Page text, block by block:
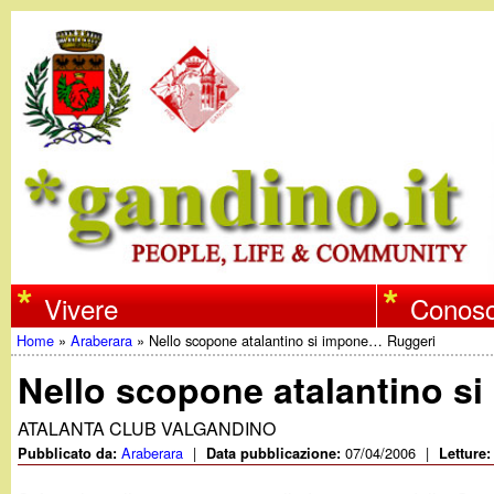
w
w
w
.
Vivere
Tu
sei
qui
Home »Araberara » Nello scopone atalantino si impone… Ruggeri
Nello scopone atalantino
ATALANTA CLUB VALGANDINO
Pubblicato da:Araberara | Data pubblicazione:07/04/2006 |